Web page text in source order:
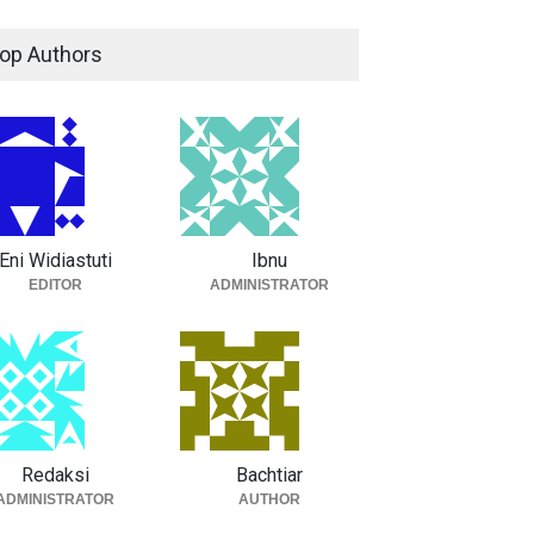
Authors
Widiastuti
EDITOR
Ibnu
ADMINISTRATOR
Redaksi Bachtiar
AUTHOR